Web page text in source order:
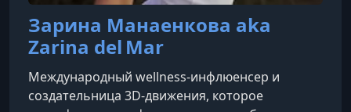
Зарина Манаенкова aka
Zarina del Mar
Международный wellness‑инфлюенсер и
создательница 3D‑движения, которое